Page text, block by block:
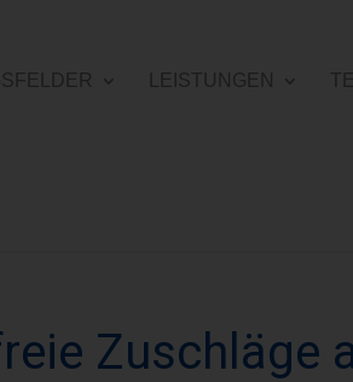
LEISTUNGEN
Zuschläge